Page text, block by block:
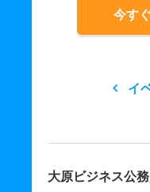
今す
イ
大原ビジネス公